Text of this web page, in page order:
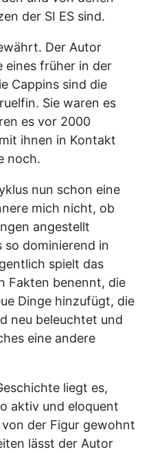
der SI ES sind.
Der Autor
eines früher in der
Cappins sind die
Sie waren es
es vor 2000
ihnen in Kontakt
noch.
nun schon eine
mich nicht, ob
angestellt
so dominierend in
spielt das
Fakten benennt, die
Dinge hinzufügt, die
neu beleuchtet und
eine andere
liegt es,
aktiv und eloquent
der Figur gewohnt
lässt der Autor